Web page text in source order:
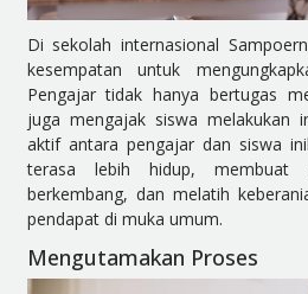
Di sekolah internasional
kesempatan untuk
Pengajar tidak hanya bertugas
juga mengajak siswa melakukan
aktif antara pengajar dan siswa
terasa lebih hidup,
berkembang, dan melatih
pendapat di muka umum.
Mengutamakan Proses